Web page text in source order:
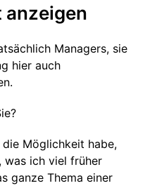
anzeigen
Managers, sie
hier auch
Möglichkeit habe,
was ich viel früher
ganze Thema einer